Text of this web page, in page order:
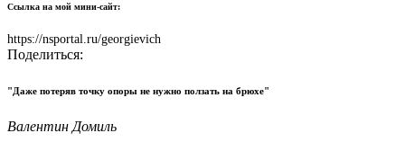
Ссылка на мой мини-сайт:
https://nsportal.ru/georgievich
Поделиться:
"Даже потеряв точку опоры не нужно ползать на брюхе"
Валентин Домиль